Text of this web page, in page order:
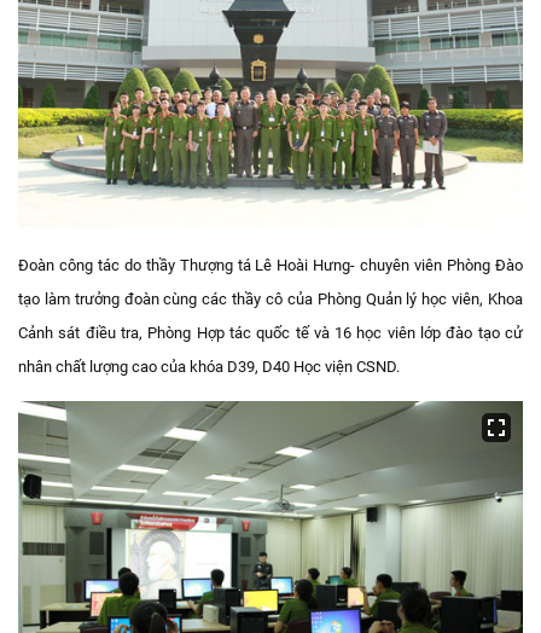
Đoàn công tác do thầy Thượng tá Lê Hoài Hưng- chuyên viên Phòng Đào
tạo làm trưởng đoàn cùng các thầy cô của Phòng Quản lý học viên, Khoa
Cảnh sát điều tra, Phòng Hợp tác quốc tế và 16 học viên lớp đào tạo cử
nhân chất lượng cao của khóa D39, D40 Học viện CSND.